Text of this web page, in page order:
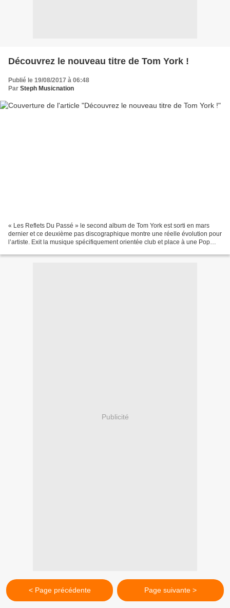
Découvrez le nouveau titre de Tom York !
Publié le 19/08/2017 à 06:48
Par Steph Musicnation
« Les Reflets Du Passé » le second album de Tom York est sorti en mars
dernier et ce deuxième pas discographique montre une réelle évolution pour
l’artiste. Exit la musique spécifiquement orientée club et place à une Pop
Publicité
< Page précédente Page suivante >